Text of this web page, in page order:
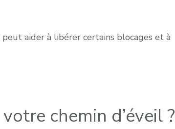
peut aider à libérer certains blocages et à
chemin d’éveil ?